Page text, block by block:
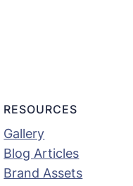
RESOURCES
Gallery
Blog Articles
Brand Assets